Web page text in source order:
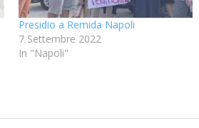
Presidio a Remida Napoli
7 Settembre 2022
In "Napoli"